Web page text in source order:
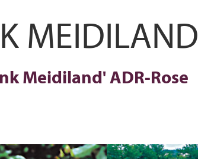
MEIDILAND
Meidiland' ADR-Rose